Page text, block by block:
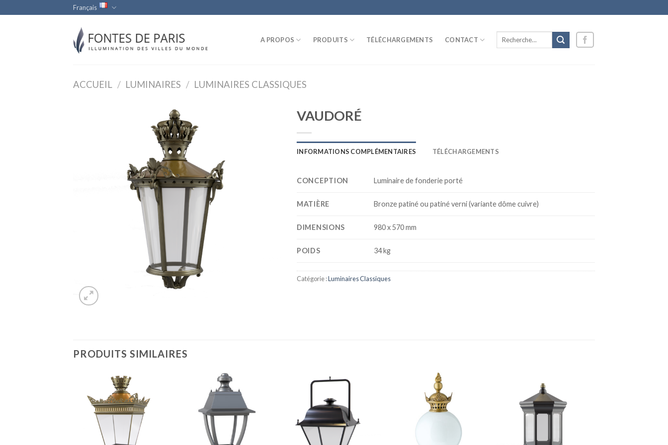
to
Français
A PROPOS PRODUITS TÉLÉCHARGEMENTS CONTACT
Recherche
ACCUEIL / LUMINAIRES / LUMINAIRES CLASSIQUES
VAUDORÉ
INFORMATIONS COMPLÉMENTAIRES TÉLÉCHARGEMENTS
CONCEPTION Luminaire de fonderie porté
MATIÈRE Bronze patiné ou patiné verni (variante dôme cuivre)
DIMENSIONS 980 x 570 mm
POIDS 34 kg
Catégorie :Luminaires Classiques
PRODUITS SIMILAIRES